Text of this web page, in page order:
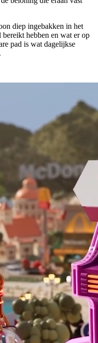
diep ingebakken in het
hebben en wat er op
pad is wat dagelijkse